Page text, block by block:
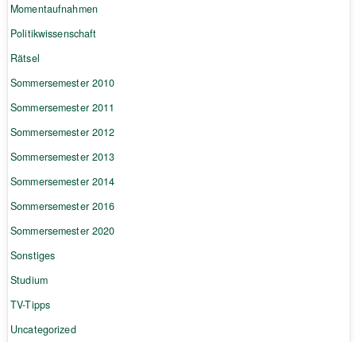
Momentaufnahmen
Politikwissenschaft
Rätsel
Sommersemester 2010
Sommersemester 2011
Sommersemester 2012
Sommersemester 2013
Sommersemester 2014
Sommersemester 2016
Sommersemester 2020
Sonstiges
Studium
TV-Tipps
Uncategorized